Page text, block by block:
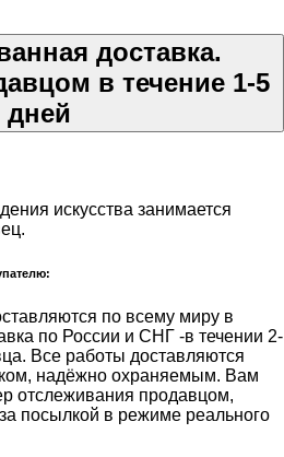
доставка.
в течение 1-5
дней
искусства занимается
по всему миру в
по России и СНГ -в течении 2-
Все работы доставляются
надёжно охраняемым. Вам
отслеживания продавцом,
посылкой в режиме реального